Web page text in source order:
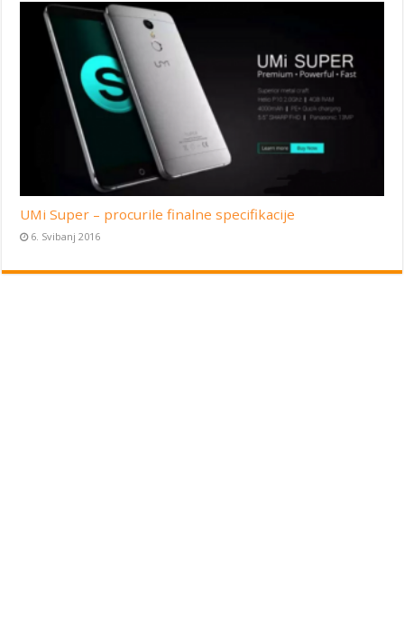
UMi Super – procurile finalne specifikacije
6. Svibanj 2016